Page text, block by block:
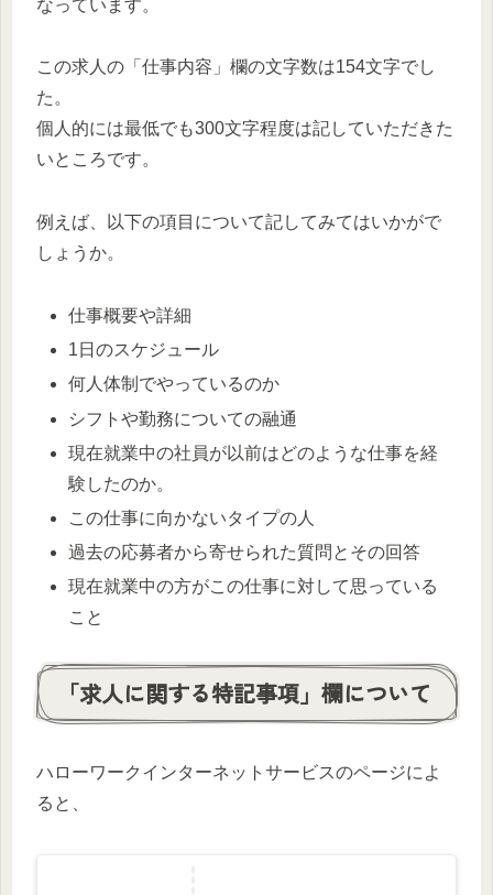
なっています。
この求人の「仕事内容」欄の文字数は154文字でし
た。
個人的には最低でも300文字程度は記していただきた
いところです。
例えば、以下の項目について記してみてはいかがで
しょうか。
仕事概要や詳細
1日のスケジュール
何人体制でやっているのか
シフトや勤務についての融通
現在就業中の社員が以前はどのような仕事を経
験したのか。
この仕事に向かないタイプの人
過去の応募者から寄せられた質問とその回答
現在就業中の方がこの仕事に対して思っている
こと
「求人に関する特記事項」欄について
ハローワークインターネットサービスのページによ
ると、